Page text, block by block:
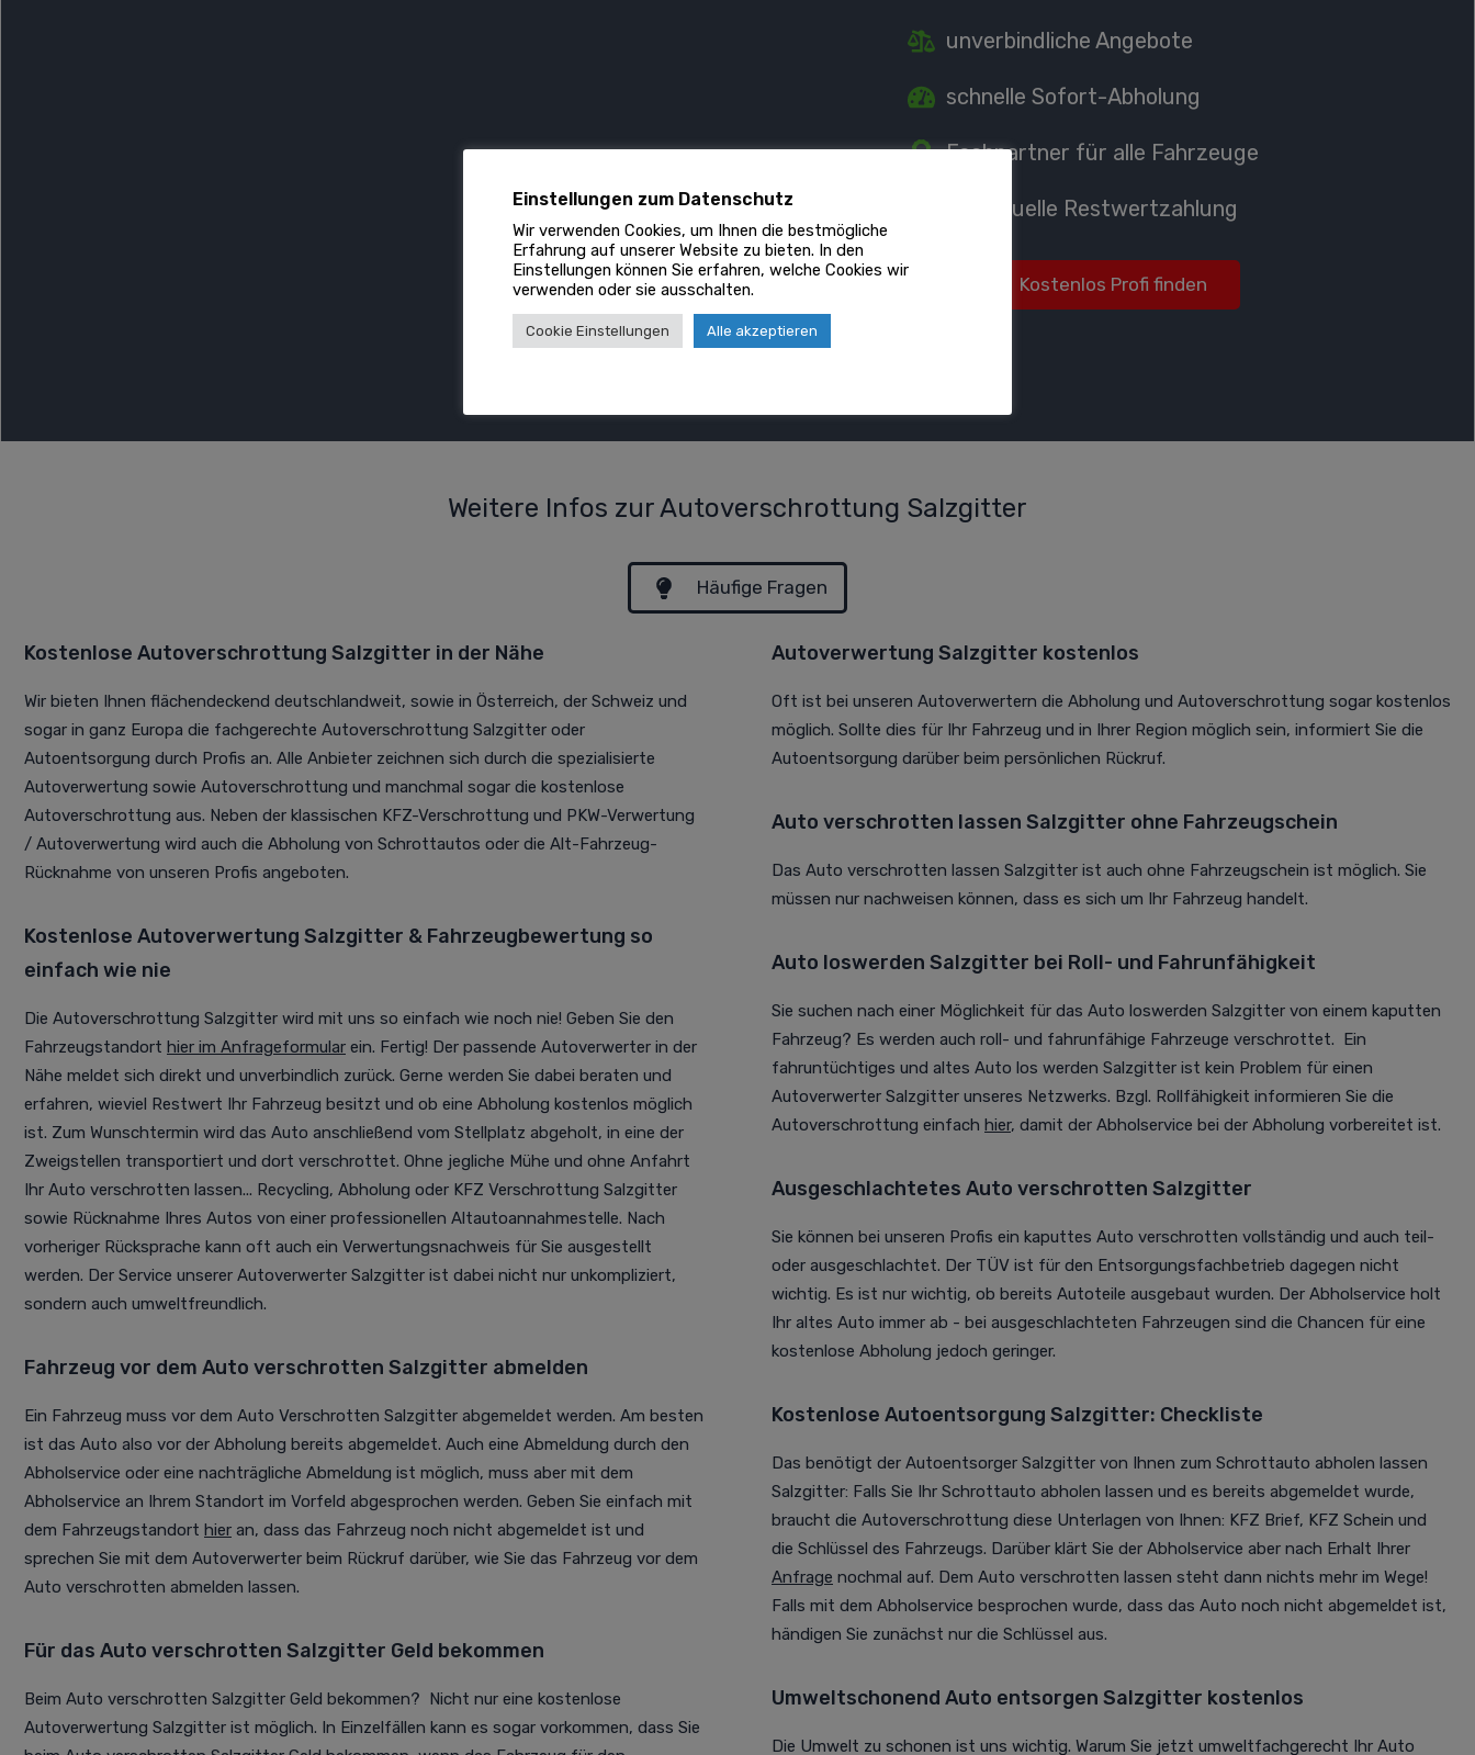
unverbindliche Angebote
schnelle Sofort-Abholung
Fachpartner für alle Fahrzeuge
Individuelle Restwertzahlung
Kostenlos Profi finden
Weitere Infos zur Autoverschrottung Salzgitter
Häufige Fragen
Kostenlose Autoverschrottung Salzgitter in der Nähe
Wir bieten Ihnen flächendeckend deutschlandweit, sowie in Österreich, der Schweiz und
sogar in ganz Europa die fachgerechte Autoverschrottung Salzgitter oder
Autoentsorgung durch Profis an. Alle Anbieter zeichnen sich durch die spezialisierte
Autoverwertung sowie Autoverschrottung und manchmal sogar die kostenlose
Autoverschrottung aus. Neben der klassischen KFZ-Verschrottung und PKW-Verwertung
/ Autoverwertung wird auch die Abholung von Schrottautos oder die Alt-Fahrzeug-
Rücknahme von unseren Profis angeboten.
Kostenlose Autoverwertung Salzgitter & Fahrzeugbewertung so
einfach wie nie
Die Autoverschrottung Salzgitter wird mit uns so einfach wie noch nie! Geben Sie den
Fahrzeugstandort hier im Anfrageformular ein. Fertig! Der passende Autoverwerter in der
Nähe meldet sich direkt und unverbindlich zurück. Gerne werden Sie dabei beraten und
erfahren, wieviel Restwert Ihr Fahrzeug besitzt und ob eine Abholung kostenlos möglich
ist. Zum Wunschtermin wird das Auto anschließend vom Stellplatz abgeholt, in eine der
Zweigstellen transportiert und dort verschrottet. Ohne jegliche Mühe und ohne Anfahrt
Ihr Auto verschrotten lassen... Recycling, Abholung oder KFZ Verschrottung Salzgitter
sowie Rücknahme Ihres Autos von einer professionellen Altautoannahmestelle. Nach
vorheriger Rücksprache kann oft auch ein Verwertungsnachweis für Sie ausgestellt
werden. Der Service unserer Autoverwerter Salzgitter ist dabei nicht nur unkompliziert,
sondern auch umweltfreundlich.
Fahrzeug vor dem Auto verschrotten Salzgitter abmelden
Ein Fahrzeug muss vor dem Auto Verschrotten Salzgitter abgemeldet werden. Am besten
ist das Auto also vor der Abholung bereits abgemeldet. Auch eine Abmeldung durch den
Abholservice oder eine nachträgliche Abmeldung ist möglich, muss aber mit dem
Abholservice an Ihrem Standort im Vorfeld abgesprochen werden. Geben Sie einfach mit
dem Fahrzeugstandort hier an, dass das Fahrzeug noch nicht abgemeldet ist und
sprechen Sie mit dem Autoverwerter beim Rückruf darüber, wie Sie das Fahrzeug vor dem
Auto verschrotten abmelden lassen.
Für das Auto verschrotten Salzgitter Geld bekommen
Beim Auto verschrotten Salzgitter Geld bekommen? Nicht nur eine kostenlose
Autoverwertung Salzgitter ist möglich. In Einzelfällen kann es sogar vorkommen, dass Sie
Autoverwertung Salzgitter kostenlos
Oft ist bei unseren Autoverwertern die Abholung und Autoverschrottung sogar kostenlos
möglich. Sollte dies für Ihr Fahrzeug und in Ihrer Region möglich sein, informiert Sie die
Autoentsorgung darüber beim persönlichen Rückruf.
Auto verschrotten lassen Salzgitter ohne Fahrzeugschein
Das Auto verschrotten lassen Salzgitter ist auch ohne Fahrzeugschein ist möglich. Sie
müssen nur nachweisen können, dass es sich um Ihr Fahrzeug handelt.
Auto loswerden Salzgitter bei Roll- und Fahrunfähigkeit
Sie suchen nach einer Möglichkeit für das Auto loswerden Salzgitter von einem kaputten
Fahrzeug? Es werden auch roll- und fahrunfähige Fahrzeuge verschrottet. Ein
fahruntüchtiges und altes Auto los werden Salzgitter ist kein Problem für einen
Autoverwerter Salzgitter unseres Netzwerks. Bzgl. Rollfähigkeit informieren Sie die
Autoverschrottung einfach hier, damit der Abholservice bei der Abholung vorbereitet ist.
Ausgeschlachtetes Auto verschrotten Salzgitter
Sie können bei unseren Profis ein kaputtes Auto verschrotten vollständig und auch teil-
oder ausgeschlachtet. Der TÜV ist für den Entsorgungsfachbetrieb dagegen nicht
wichtig. Es ist nur wichtig, ob bereits Autoteile ausgebaut wurden. Der Abholservice holt
Ihr altes Auto immer ab - bei ausgeschlachteten Fahrzeugen sind die Chancen für eine
kostenlose Abholung jedoch geringer.
Kostenlose Autoentsorgung Salzgitter: Checkliste
Das benötigt der Autoentsorger Salzgitter von Ihnen zum Schrottauto abholen lassen
Salzgitter: Falls Sie Ihr Schrottauto abholen lassen und es bereits abgemeldet wurde,
braucht die Autoverschrottung diese Unterlagen von Ihnen: KFZ Brief, KFZ Schein und
die Schlüssel des Fahrzeugs. Darüber klärt Sie der Abholservice aber nach Erhalt Ihrer
Anfrage nochmal auf. Dem Auto verschrotten lassen steht dann nichts mehr im Wege!
Falls mit dem Abholservice besprochen wurde, dass das Auto noch nicht abgemeldet ist,
händigen Sie zunächst nur die Schlüssel aus.
Umweltschonend Auto entsorgen Salzgitter kostenlos
Die Umwelt zu schonen ist uns wichtig. Warum Sie jetzt umweltfachgerecht Ihr Auto
Einstellungen zum Datenschutz
Wir verwenden Cookies, um Ihnen die bestmögliche
Erfahrung auf unserer Website zu bieten. In den
Einstellungen können Sie erfahren, welche Cookies wir
verwenden oder sie ausschalten.
Cookie Einstellungen Alle akzeptieren